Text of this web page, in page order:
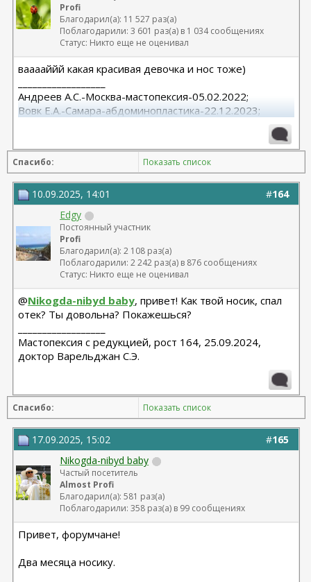
Profi
Благодарил(а): 11 527 раз(а)
Поблагодарили: 3 601 раз(а) в 1 034 сообщениях
Статус: Никто еще не оценивал
вааааййй какая красивая девочка и нос тоже)
Андреев А.С.-Москва-мастопексия-05.02.2022;
Вовк Е.А.-Самара-абдоминопластика-22.12.2023;
Спасибо: Показать список
#164
10.09.2025, 14:01
Edgy
Постоянный участник
Profi
Благодарил(а): 2 108 раз(а)
Поблагодарили: 2 242 раз(а) в 876 сообщениях
Статус: Никто еще не оценивал
@Nikogda-nibyd baby, привет! Как твой носик, спал
отек? Ты довольна? Покажешься?
Мастопексия с редукцией, рост 164, 25.09.2024,
доктор Варельджан С.Э.
Спасибо: Показать список
#165
17.09.2025, 15:02
Nikogda-nibyd baby
Частый посетитель
Almost Profi
Благодарил(а): 581 раз(а)
Поблагодарили: 358 раз(а) в 99 сообщениях
Привет, форумчане!
Два месяца носику.